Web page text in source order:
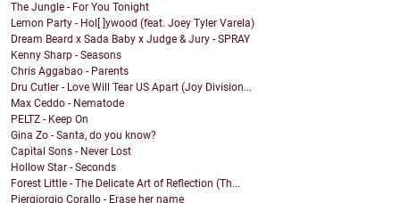
The Jungle - For You Tonight
Lemon Party - Hol[ ]ywood (feat. Joey Tyler Varela)
Dream Beard x Sada Baby x Judge & Jury - SPRAY
Kenny Sharp - Seasons
Chris Aggabao - Parents
Dru Cutler - Love Will Tear US Apart (Joy Division...
Max Ceddo - Nematode
PELTZ - Keep On
Gina Zo - Santa, do you know?
Capital Sons - Never Lost
Hollow Star - Seconds
Forest Little - The Delicate Art of Reflection (Th...
Piergiorgio Corallo - Erase her name